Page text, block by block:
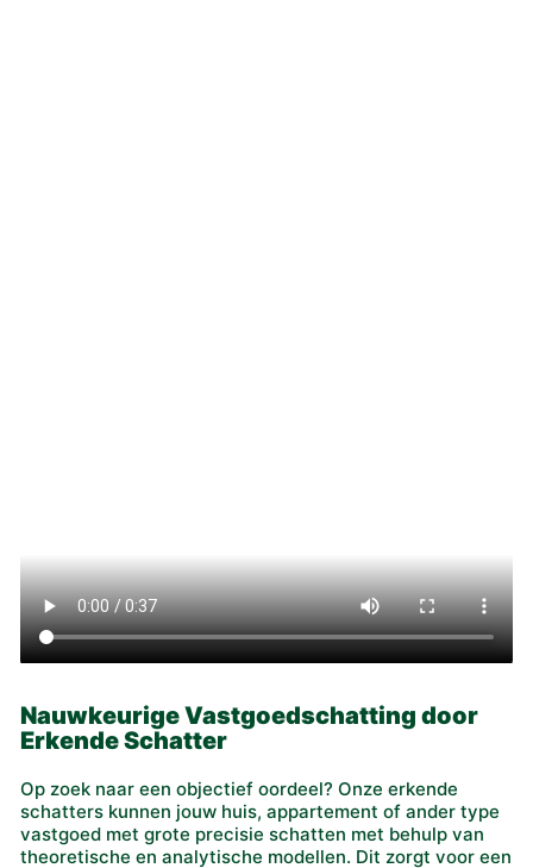
Nauwkeurige Vastgoedschatting door
Erkende Schatter
Op zoek naar een objectief oordeel? Onze erkende
schatters kunnen jouw huis, appartement of ander type
vastgoed met grote precisie schatten met behulp van
theoretische en analytische modellen. Dit zorgt voor een